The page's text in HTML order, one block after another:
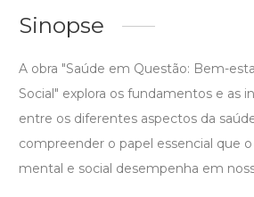
Sinopse
A obra "Saúde em Questão: Bem-
Social" explora os fundamentos e as
entre os diferentes aspectos da
compreender o papel essencial que
mental e social desempenha em